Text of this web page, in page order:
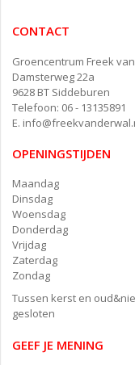
CONTACT
Groencentrum Freek
Damsterweg 22a
9628 BT Siddeburen
Telefoon: 06 - 13135891
E.
OPENINGSTIJDEN
Maandag
Dinsdag
Woensdag
Donderdag
Vrijdag
Zaterdag
Zondag
Tussen kerst en
gesloten
GEEF JE MENING